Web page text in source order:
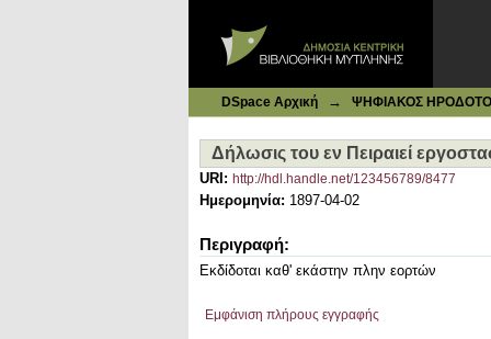
DSpace Αρχική → ΨΗΦΙΑΚΟΣ ΗΡΟΔΟΤΟΣ:
Δήλωσις του εν Πειραιεί
URI: http://hdl.handle.net/123456789/8477
Ημερομηνία: 1897-04-02
Περιγραφή:
Εκδίδοται καθ' εκάστην πλην εορτών
Εμφάνιση πλήρους εγγραφής